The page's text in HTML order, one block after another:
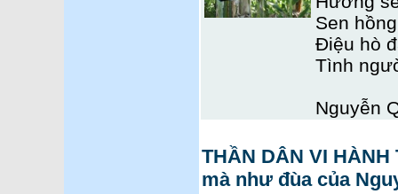
Sen
Điệu hò
Tình
Nguyễn
THẦN DÂN VI
mà như đùa của